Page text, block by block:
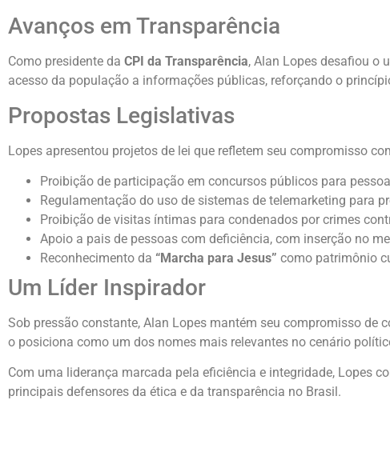
Avanços em Transparência
Como presidente da CPI da Transparência, Alan Lopes desafiou o
acesso da população a informações públicas, reforçando o
Propostas Legislativas
Lopes apresentou projetos de lei que refletem seu compromisso
Proibição de participação em concursos públicos para
Regulamentação do uso de sistemas de telemarketing para
Proibição de visitas íntimas para condenados por crimes
Apoio a pais de pessoas com deficiência, com inserção no
Reconhecimento da “Marcha para Jesus” como patrimônio
Um Líder Inspirador
Sob pressão constante, Alan Lopes mantém seu compromisso de
o posiciona como um dos nomes mais relevantes no cenário
Com uma liderança marcada pela eficiência e integridade, Lopes
principais defensores da ética e da transparência no Brasil.